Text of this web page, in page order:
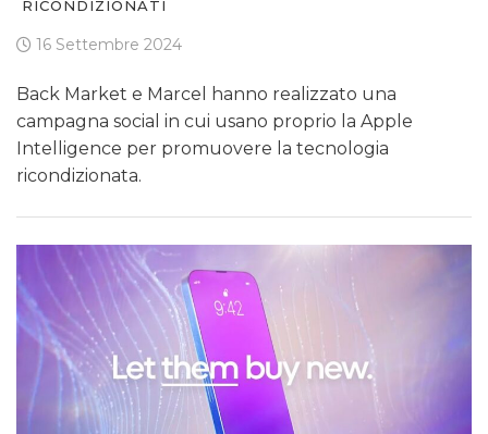
RICONDIZIONATI
16 Settembre 2024
Back Market e Marcel hanno realizzato una
campagna social in cui usano proprio la Apple
Intelligence per promuovere la tecnologia
ricondizionata.